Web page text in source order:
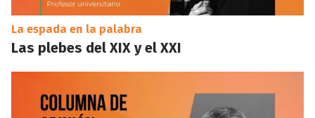
La espada en la palabra
Las plebes del XIX y el XXI